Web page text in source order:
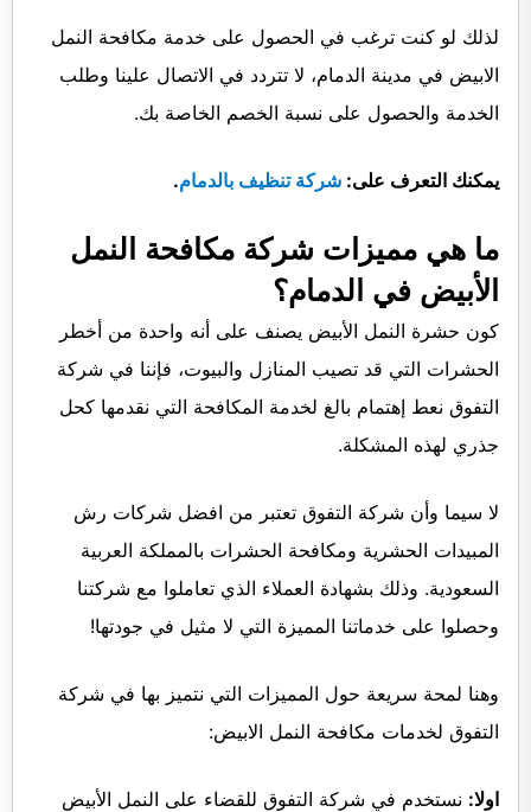
لذلك لو كنت ترغب في الحصول على خدمة مكافحة النمل
الابيض في مدينة الدمام، لا تتردد في الاتصال علينا وطلب
الخدمة والحصول على نسبة الخصم الخاصة بك.
يمكنك التعرف على: شركة تنظيف بالدمام.
ما هي مميزات شركة مكافحة النمل
الأبيض في الدمام؟
كون حشرة النمل الأبيض يصنف على أنه واحدة من أخطر
الحشرات التي قد تصيب المنازل والبيوت، فإننا في شركة
التفوق نعط إهتمام بالغ لخدمة المكافحة التي نقدمها كحل
جذري لهذه المشكلة.
لا سيما وأن شركة التفوق تعتبر من افضل شركات رش
المبيدات الحشرية ومكافحة الحشرات بالمملكة العربية
السعودية. وذلك بشهادة العملاء الذي تعاملوا مع شركتنا
وحصلوا على خدماتنا المميزة التي لا مثيل في جودتها!
وهنا لمحة سريعة حول المميزات التي نتميز بها في شركة
التفوق لخدمات مكافحة النمل الابيض:
اولا: نستخدم في شركة التفوق للقضاء على النمل الأبيض